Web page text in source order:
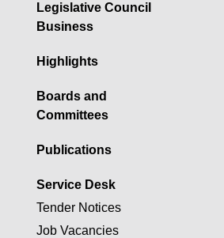
Legislative Council
Business
Highlights
Boards and
Committees
Publications
Service Desk
Tender Notices
Job Vacancies